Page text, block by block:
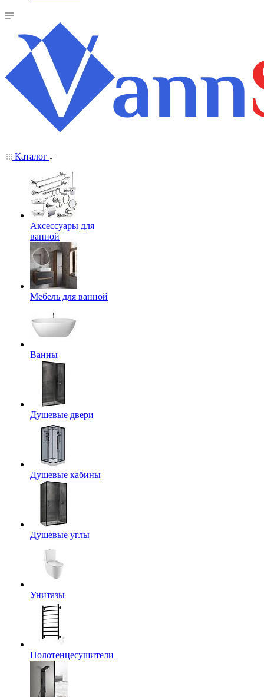
Каталог
Аксессуары для
ванной
Мебель для ванной
Ванны
Душевые двери
Душевые кабины
Душевые углы
Унитазы
Полотенцесушители